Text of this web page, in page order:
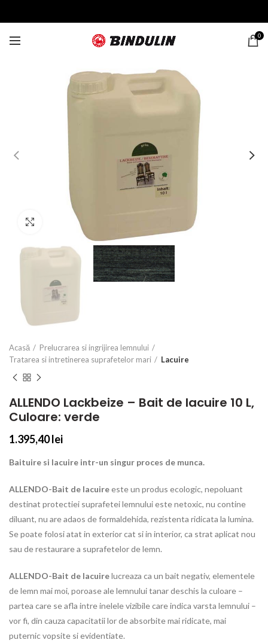
0
Click to enlarge
Acasă
Prelucrarea si ingrijirea lemnului
Tratarea si intretinerea suprafetelor mari
Lacuire
ALLENDO Lackbeize – Bait de lacuire 10 L,
Culoare: verde
1.395,40lei
Baituire si lacuire intr-un singur proces de munca.
ALLENDO-Bait de lacuireeste un produs ecologic, nepoluant
destinat protectiei suprafetei lemnului este netoxic, nu contine
diluant, nu are adaos de formaldehida, rezistenta ridicata la lumina.
Se poate folosi atat in exterior cat si in interior, ca strat aplicat nou
sau de restaurare a suprafetelor de lemn.
ALLENDO-Bait de lacuirelucreaza ca un bait negativ, elementele
de lemn mai moi, poroase ale lemnului tanar deschis la culoare –
partea care se afla intre inelele vizibile care indica varsta lemnului –
vor fi, din cauza capacitatii lor de absorbite mai ridicate, mai
puternic vopsite si evidentiate.